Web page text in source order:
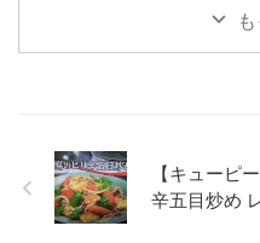
【キューピ
辛五目炒め